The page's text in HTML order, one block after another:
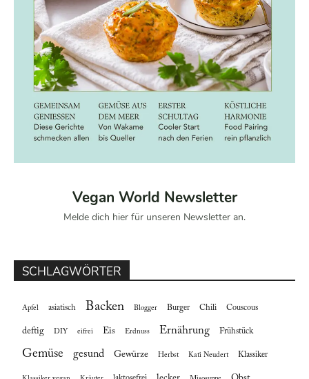
Vegan World Newsletter
Melde dich hier für unseren Newsletter an.
SCHLAGWÖRTER
Apfel asiatisch Backen Blogger Burger Chili Couscous
deftig DIY eifrei Eis Erdnuss Ernährung Frühstück
Gemüse gesund Gewürze Herbst Kati Neudert Klassiker